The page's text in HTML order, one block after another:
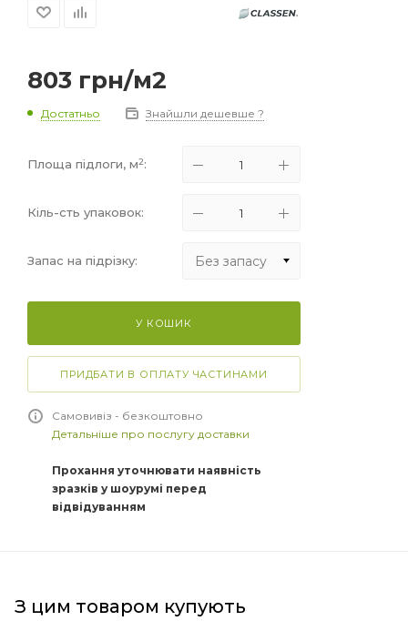
803 грн/м2
Достатньо Знайшли дешевше ?
Площа підлоги, м2:
Кіль-сть упаковок:
Запас на підрізку: Без запасу
+10%
+15%
У КОШИК
ПРИДБАТИ В ОПЛАТУ ЧАСТИНАМИ
Самовивіз - безкоштовно
Детальніше про послугу доставки
Прохання уточнювати наявність
зразків у шоурумі перед
відвідуванням
З цим товаром купують